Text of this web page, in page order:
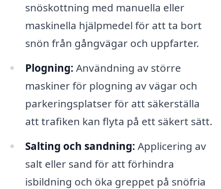
snöskottning med manuella eller
maskinella hjälpmedel för att ta bort
snön från gångvägar och uppfarter.
Plogning: Användning av större
maskiner för plogning av vägar och
parkeringsplatser för att säkerställa
att trafiken kan flyta på ett säkert sätt.
Salting och sandning: Applicering av
salt eller sand för att förhindra
isbildning och öka greppet på snöfria